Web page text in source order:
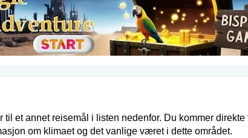
et annet reisemål i listen nedenfor. Du kommer
om klimaet og det vanlige været i dette området.